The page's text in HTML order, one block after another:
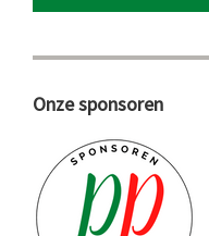
Onze sponsoren